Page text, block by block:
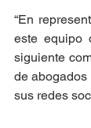
“En
este equipo
siguiente
de abogados
sus redes